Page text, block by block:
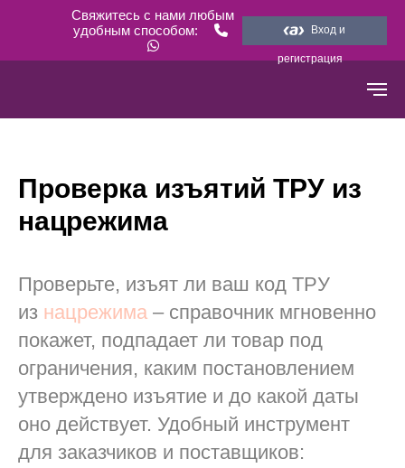
Свяжитесь с нами любым
удобным способом:
Вход и
регистрация
Проверка изъятий ТРУ из
нацрежима
Проверьте, изъят ли ваш код ТРУ
из нацрежима – справочник мгновенно
покажет, подпадает ли товар под
ограничения, каким постановлением
утверждено изъятие и до какой даты
оно действует. Удобный инструмент
для заказчиков и поставщиков: